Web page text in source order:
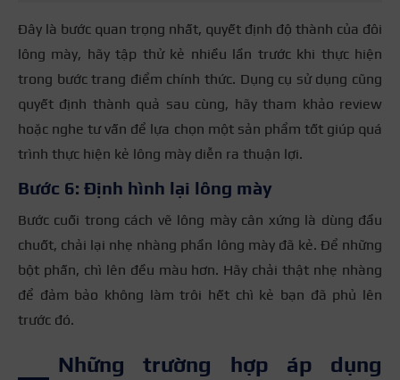
Đây là bước quan trọng nhất, quyết định độ thành của đôi
lông mày, hãy tập thử kẻ nhiều lần trước khi thực hiện
trong bước trang điểm chính thức. Dụng cụ sử dụng cũng
quyết định thành quả sau cùng, hãy tham khảo review
hoặc nghe tư vấn để lựa chọn một sản phẩm tốt giúp quá
trình thực hiện kẻ lông mày diễn ra thuận lợi.
Bước 6: Định hình lại lông mày
Bước cuối trong cách vẽ lông mày cân xứng là dùng đầu
chuốt, chải lại nhẹ nhàng phần lông mày đã kẻ. Để những
bột phấn, chì lên đều màu hơn. Hãy chải thật nhẹ nhàng
để đảm bảo không làm trôi hết chì kẻ bạn đã phủ lên
trước đó.
Những trường hợp áp dụng